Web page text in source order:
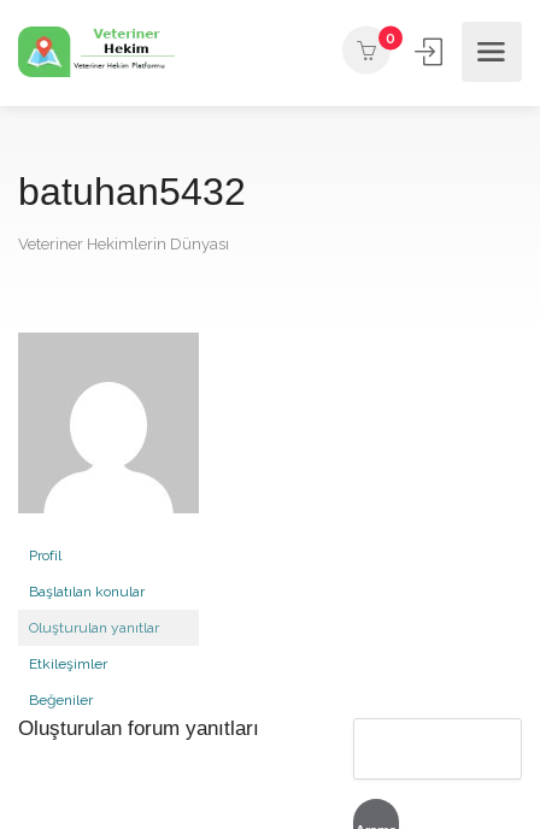
0
batuhan5432
Veteriner Hekimlerin Dünyası
Profil
Başlatılan konular
Oluşturulan yanıtlar
Etkileşimler
Beğeniler
Oluşturulan forum yanıtları